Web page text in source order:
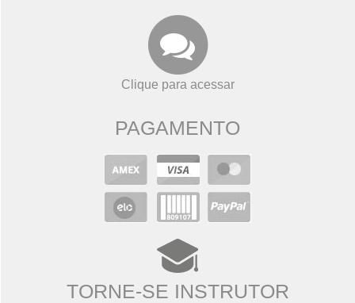
Clique para acessar
PAGAMENTO
TORNE-SE INSTRUTOR